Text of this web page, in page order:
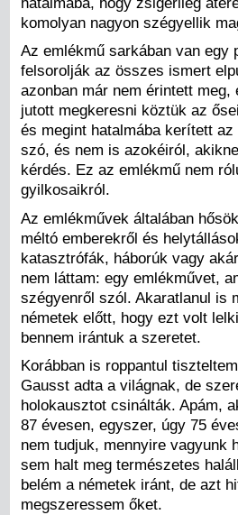
komolyan nagyon szégyellik
Az emlékmű sarkában van egy
felsorolják az összes ismert
azonban már nem érintett
jutott megkeresni köztük az
és megint hatalmába kerített
szó, és nem is azokéiról,
kérdés. Ez az emlékmű nem
gyilkosaikról.
Az emlékművek általában
méltó emberekről és
katasztrófák, háborúk vagy
nem láttam: egy emlékművet,
szégyenről szól. Akaratlanul is
németek előtt, hogy ezt volt
bennem irántuk a szeretet.
Korábban is roppantul
Gausst adta a világnak, de
holokausztot csinálták. Apám,
87 évesen, egyszer, úgy 75
nem tudjuk, mennyire vagyunk
sem halt meg természetes
belém a németek iránt, de azt
megszeressem őket.